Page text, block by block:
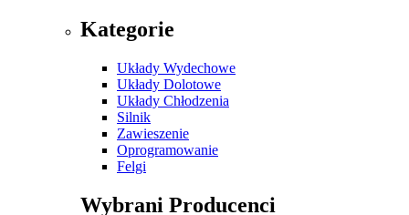
Kategorie
Układy Wydechowe
Układy Dolotowe
Układy Chłodzenia
Silnik
Zawieszenie
Oprogramowanie
Felgi
Wybrani Producenci